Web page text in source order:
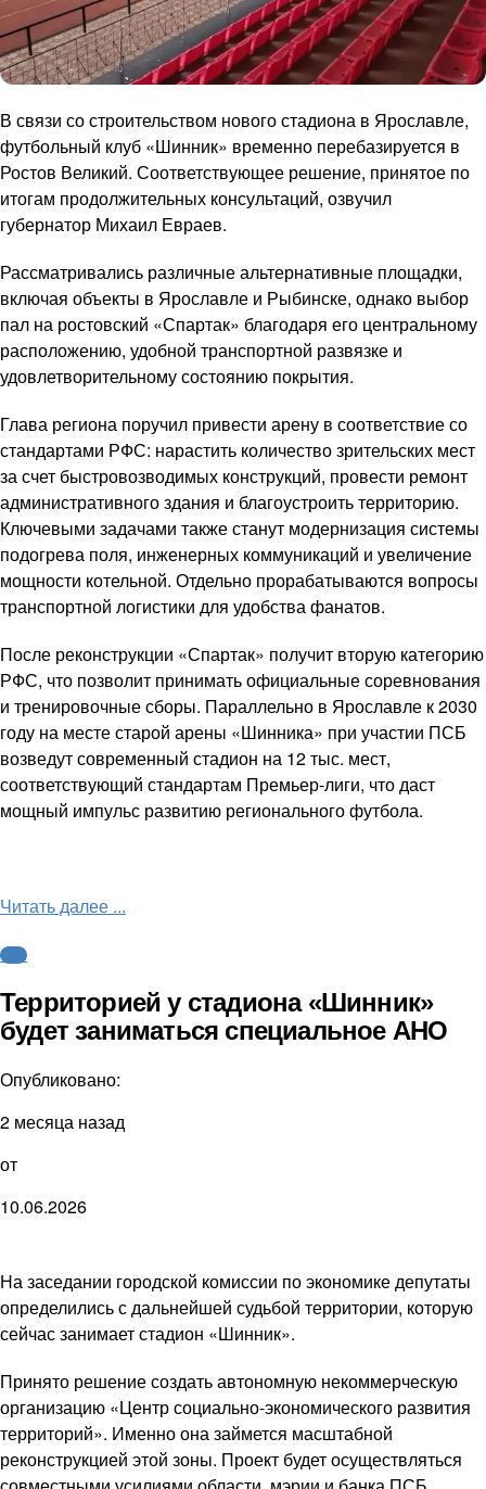
В связи со строительством нового стадиона в Ярославле,
футбольный клуб «Шинник» временно перебазируется в
Ростов Великий. Соответствующее решение, принятое по
итогам продолжительных консультаций, озвучил
губернатор Михаил Евраев.
Рассматривались различные альтернативные площадки,
включая объекты в Ярославле и Рыбинске, однако выбор
пал на ростовский «Спартак» благодаря его центральному
расположению, удобной транспортной развязке и
удовлетворительному состоянию покрытия.
Глава региона поручил привести арену в соответствие со
стандартами РФС: нарастить количество зрительских мест
за счет быстровозводимых конструкций, провести ремонт
административного здания и благоустроить территорию.
Ключевыми задачами также станут модернизация системы
подогрева поля, инженерных коммуникаций и увеличение
мощности котельной. Отдельно прорабатываются вопросы
транспортной логистики для удобства фанатов.
После реконструкции «Спартак» получит вторую категорию
РФС, что позволит принимать официальные соревнования
и тренировочные сборы. Параллельно в Ярославле к 2030
году на месте старой арены «Шинника» при участии ПСБ
возведут современный стадион на 12 тыс. мест,
соответствующий стандартам Премьер-лиги, что даст
мощный импульс развитию регионального футбола.
Читать далее ...
ФНЛ
Территорией у стадиона «Шинник»
будет заниматься специальное АНО
Опубликовано:
2 месяца назад
от
10.06.2026
На заседании городской комиссии по экономике депутаты
определились с дальнейшей судьбой территории, которую
сейчас занимает стадион «Шинник».
Принято решение создать автономную некоммерческую
организацию «Центр социально-экономического развития
территорий». Именно она займется масштабной
реконструкцией этой зоны. Проект будет осуществляться